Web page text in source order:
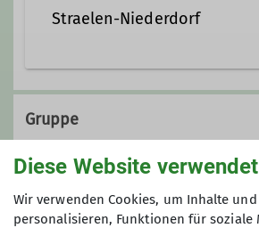
Straelen-Niederdorf
https://www.nabu-
damerbruch/
Gruppe
KulTourgruppe
Diese Website
Wir verwenden Cookies, um Inhalte und
personalisieren, Funktionen für soziale